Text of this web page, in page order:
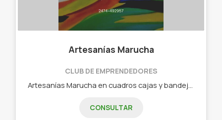
Artesanías Marucha
CLUB DE EMPRENDEDORES
CONSULTAR